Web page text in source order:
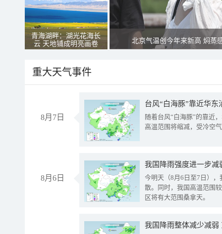
青海湖畔：湖光花海长
云 天地铺成明亮画卷
北京气温创今年来新高 焖蒸
重大天气事件
8月7日
台风“白海豚”靠近华
随着台风“白海豚”的靠近
高温范围将缩减，受冷空
8月6日
今明天（8月6日至7日）
散。同时，我国高温范围
区将有大范围桑拿天。
我国降雨整体减少减弱